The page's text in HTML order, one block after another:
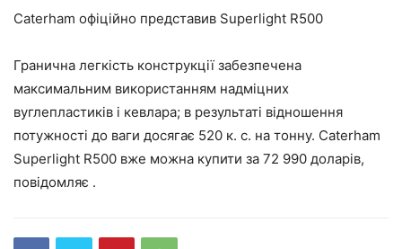
Caterham офіційно представив Superlight R500
Гранична легкість конструкції забезпечена
максимальним використанням надміцних
вуглепластиків і кевлара; в результаті відношення
потужності до ваги досягає 520 к. с. на тонну. Caterham
Superlight R500 вже можна купити за 72 990 доларів,
повідомляє .